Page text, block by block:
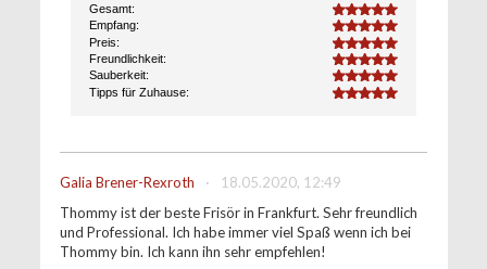
Gesamt: 5.0
Empfang: 5.0
Preis: 5.0
Freundlichkeit: 5.0
Sauberkeit: 5.0
Tipps für Zuhause: 5.0
Galia Brener-Rexroth ·
18.05.2020, 12:49
Thommy ist der beste Frisör in Frankfurt. Sehr freundlich
und Professional. Ich habe immer viel Spaß wenn ich bei
Thommy bin. Ich kann ihn sehr empfehlen!